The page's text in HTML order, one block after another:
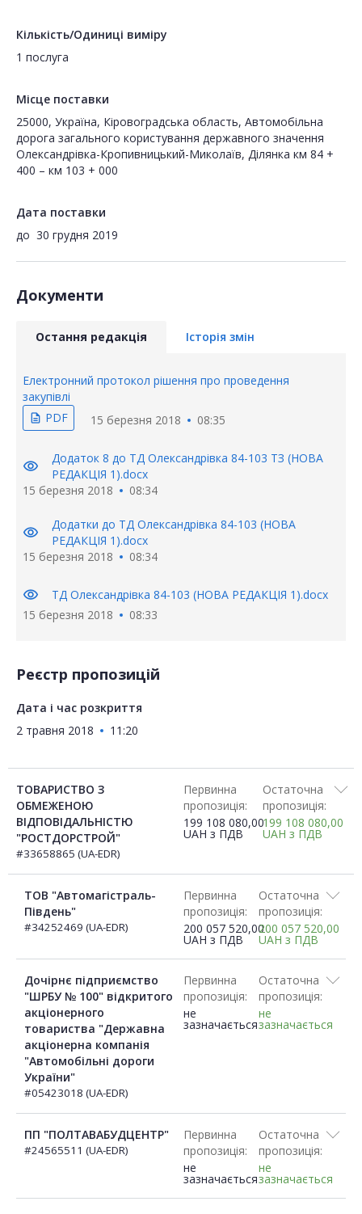
Кількість/Одиниці виміру
1 послуга
Місце поставки
25000, Україна, Кіровоградська область, Автомобільна
дорога загального користування державного значення
Олександрівка-Кропивницький-Миколаїв, Ділянка км 84 +
400 – км 103 + 000
Дата поставки
до 30 грудня 2019
Документи
Остання редакція Історія змін
Електронний протокол рішення про проведення
закупівлі
description PDF 15 березня 2018 08:35
visibility
Додаток 8 до ТД Олександрівка 84-103 ТЗ (НОВА
РЕДАКЦІЯ 1).docx
15 березня 2018
08:34
visibility
Додатки до ТД Олександрівка 84-103 (НОВА
РЕДАКЦІЯ 1).docx
15 березня 2018
08:34
visibility
ТД Олександрівка 84-103 (НОВА РЕДАКЦІЯ 1).docx
15 березня 2018
08:33
Реєстр пропозицій
Дата і час розкриття
2 травня 2018
11:20
ТОВАРИСТВО З
ОБМЕЖЕНОЮ
ВІДПОВІДАЛЬНІСТЮ
"РОСТДОРСТРОЙ"
#33658865 (UA-EDR)
Первинна
пропозиція:
199 108 080,00
UAH з ПДВ
Остаточна
пропозиція:
199 108 080,00
UAH з ПДВ
ТОВ "Автомагістраль-
Південь"
#34252469 (UA-EDR)
Первинна
пропозиція:
200 057 520,00
UAH з ПДВ
Остаточна
пропозиція:
200 057 520,00
UAH з ПДВ
Дочірнє підприємство
"ШРБУ № 100" відкритого
акціонерного
товариства "Державна
акціонерна компанія
"Автомобільні дороги
України"
#05423018 (UA-EDR)
Первинна
пропозиція:
не
зазначається
Остаточна
пропозиція:
не
зазначається
ПП "ПОЛТАВАБУДЦЕНТР"
#24565511 (UA-EDR)
Первинна
пропозиція:
не
зазначається
Остаточна
пропозиція:
не
зазначається